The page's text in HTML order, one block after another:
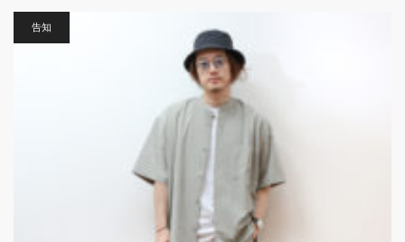
告知